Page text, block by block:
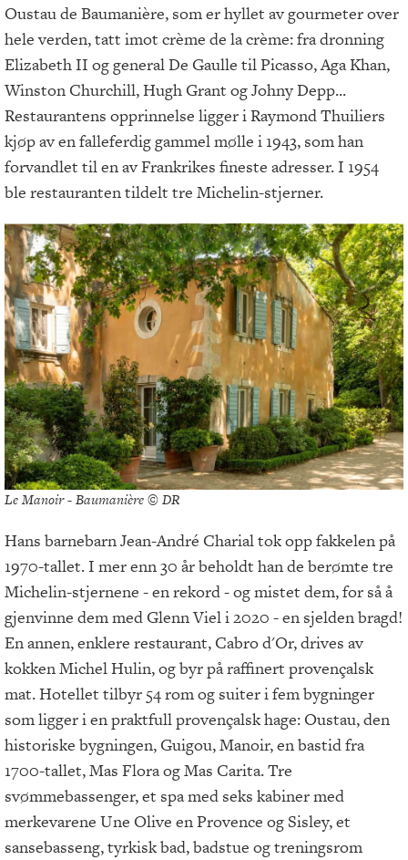
Oustau de Baumanière, som er hyllet av gourmeter over
hele verden, tatt imot crème de la crème: fra dronning
Elizabeth II og general De Gaulle til Picasso, Aga Khan,
Winston Churchill, Hugh Grant og Johny Depp...
Restaurantens opprinnelse ligger i Raymond Thuiliers
kjøp av en falleferdig gammel mølle i 1943, som han
forvandlet til en av Frankrikes fineste adresser. I 1954
ble restauranten tildelt tre Michelin-stjerner.
Le Manoir - Baumanière © DR
Hans barnebarn Jean-André Charial tok opp fakkelen på
1970-tallet. I mer enn 30 år beholdt han de berømte tre
Michelin-stjernene - en rekord - og mistet dem, for så å
gjenvinne dem med Glenn Viel i 2020 - en sjelden bragd!
En annen, enklere restaurant, Cabro d'Or, drives av
kokken Michel Hulin, og byr på raffinert provençalsk
mat. Hotellet tilbyr 54 rom og suiter i fem bygninger
som ligger i en praktfull provençalsk hage: Oustau, den
historiske bygningen, Guigou, Manoir, en bastid fra
1700-tallet, Mas Flora og Mas Carita. Tre
svømmebassenger, et spa med seks kabiner med
merkevarene Une Olive en Provence og Sisley, et
sansebasseng, tyrkisk bad, badstue og treningsrom